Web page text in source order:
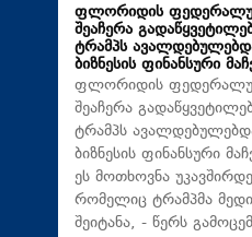
ფლორიდის
შეაჩერა
ტრამპს
ბიზნესის ფინანსური
ფლორიდის
შეაჩერა
ტრამპს
ბიზნესის ფინანსური
ეს მოთხოვნა
რომელიც ტრამპმა
შეიტანა, - წერს